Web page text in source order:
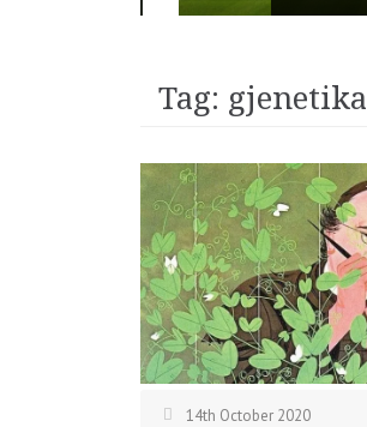
Tag: gjenetika
14th October 2020